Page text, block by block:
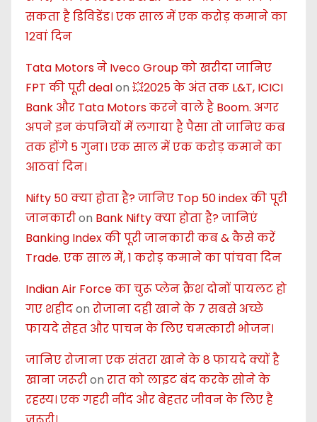
सकता है डिविडेंड। एक साल में एक करोड़ कमाने का
12वां दिन
Tata Motors ने Iveco Group को खरीदा जानिए
FPT की पूरी dealon 💥2025 के अंत तक L&T, ICICI
Bank और Tata Motors करने वाले है Boom. अगर
अपने इन कंपनियों में लगाया है पैसा तो जानिए कब
तक होंगे 5 गुना। एक साल में एक करोड़ कमाने का
आठवां दिन।
Nifty 50 क्या होता है? जानिए Top 50 index की पूरी
जानकारीon Bank Nifty क्या होता है? जानिएं
Banking Index की पूरी जानकारी कब & कैसे करें
Trade. एक साल में, 1 करोड़ कमाने का पांचवा दिन
Indian Air Force का चुरू प्लेन क्रैश दोनों पायलट हो
गए शहीदon रोजाना दही खाने के 7 सबसे अच्छे
फायदे सेहत और पाचन के लिए चमत्कारी भोजन।
जानिए रोजाना एक संतरा खाने के 8 फायदे क्यों है
खाना जरूरीon रात को लाइट बंद करके सोने के
रहस्य। एक गहरी नींद और बेहतर जीवन के लिए है